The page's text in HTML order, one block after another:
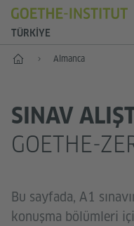
TÜRKIYE
Anasayfa Almanca
SINAV
GOETHE-
Bu sayfada, A1
konuşma bölümleri